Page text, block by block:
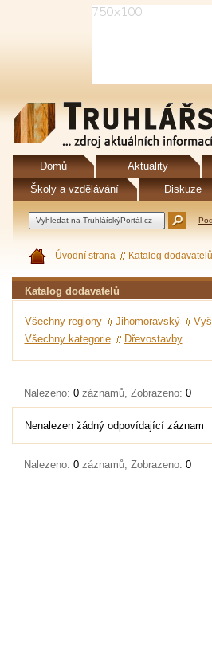
Domů Aktuality
Školy a vzdělávání
Diskuze
Úvodní strana Katalog dodavatelů
Katalog dodavatelů
Všechny regiony Jihomoravský
Všechny kategorie
Dřevostavby
Nalezeno: 0 záznamů, Zobrazeno: 0
Nenalezen žádný odpovídající záznam
Nalezeno: 0 záznamů, Zobrazeno: 0